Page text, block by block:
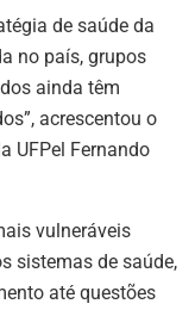
de saúde da
no país, grupos
ainda têm
acrescentou o
UFPel Fernando
vulneráveis
sistemas de saúde,
até questões